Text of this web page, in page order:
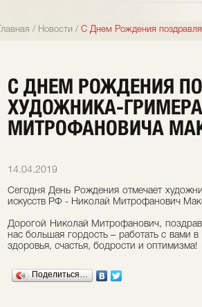
Главная / Новости / С Днем Рождения
С ДНЕМ РОЖДЕНИЯ
ХУДОЖНИКА-
МИТРОФАНОВИЧА
14.04.2019
Сегодня День Рождения отмечает
искусств РФ - Николай Митрофанович
Дорогой Николай Митрофанович,
нас большая гордость – работать с вами
здоровья, счастья, бодрости и оптимизма!
Поделиться…